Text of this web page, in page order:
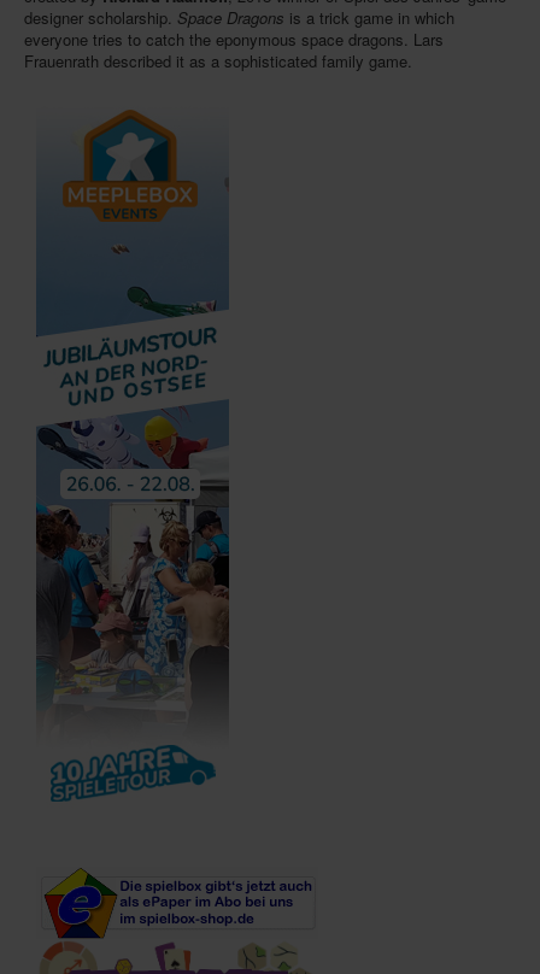
designer scholarship. Space Dragons is a trick game in which
everyone tries to catch the eponymous space dragons. Lars
Frauenrath described it as a sophisticated family game.